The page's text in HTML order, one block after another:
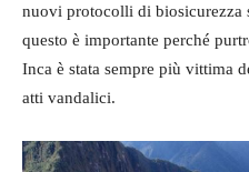
nuovi protocolli di
questo è importante perché
Inca è stata sempre più vittima
atti vandalici.